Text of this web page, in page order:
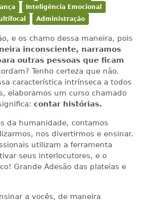
Inteligência Emocional
Administração
e os chamo dessa maneira, pois
inconsciente, narramos
outras pessoas que ficam
Tenho certeza que não.
característica intrínseca a todos
elaboramos um curso chamado
contar histórias.
da humanidade, contamos
nos divertirmos e ensinar.
utilizam a ferramenta
seus interlocutores, e o
Grande Adesão das plateias e
a vocês, de maneira